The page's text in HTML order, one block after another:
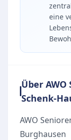
eine
Über
Schenk-
AWO
Burghausen